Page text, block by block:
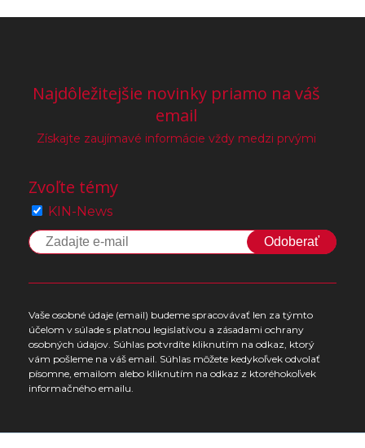
Najdôležitejšie novinky priamo na váš
email
Získajte zaujímavé informácie vždy medzi prvými
Zvoľte témy
KIN-News
Odoberať
Vaše osobné údaje (email) budeme spracovávať len za týmto
účelom v súlade s platnou legislatívou a zásadami ochrany
osobných údajov. Súhlas potvrdíte kliknutím na odkaz, ktorý
vám pošleme na váš email. Súhlas môžete kedykoľvek odvolať
písomne, emailom alebo kliknutím na odkaz z ktoréhokoľvek
informačného emailu.